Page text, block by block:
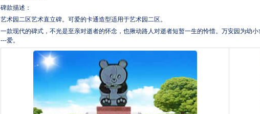
碑款描述：
艺术园二区艺术直立碑。可爱的卡通造型适用于艺术园二区。
一款现代的碑式，不光是至亲对逝者的怀念，也揪动路人对逝者短暂一生的怜惜。万安园为幼
---爱。